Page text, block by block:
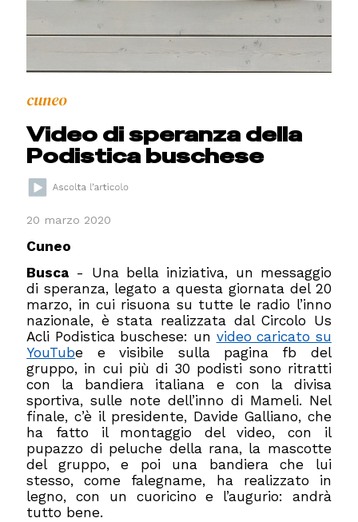
cuneo
Video di speranza della
Podistica buschese
20 marzo 2020
Cuneo
Busca - Una bella iniziativa, un messaggio
di speranza, legato a questa giornata del 20
marzo, in cui risuona su tutte le radio l’inno
nazionale, è stata realizzata dal Circolo Us
Acli Podistica buschese: un video caricato su
YouTube e visibile sulla pagina fb del
gruppo, in cui più di 30 podisti sono ritratti
con la bandiera italiana e con la divisa
sportiva, sulle note dell’inno di Mameli. Nel
finale, c’è il presidente, Davide Galliano, che
ha fatto il montaggio del video, con il
pupazzo di peluche della rana, la mascotte
del gruppo, e poi una bandiera che lui
stesso, come falegname, ha realizzato in
legno, con un cuoricino e l’augurio: andrà
tutto bene.